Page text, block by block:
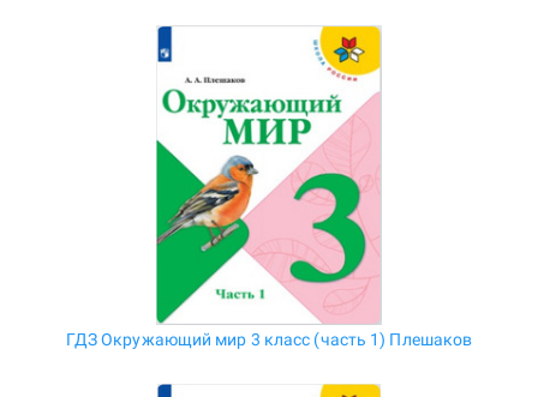
ГДЗ Окружающий мир 3 класс (часть 1) Плешаков